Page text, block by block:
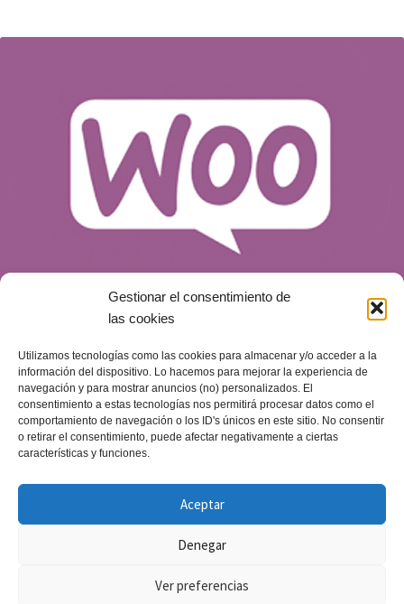
Gestionar el consentimiento de
las cookies
Utilizamos tecnologías como las cookies para almacenar y/o acceder a la
información del dispositivo. Lo hacemos para mejorar la experiencia de
navegación y para mostrar anuncios (no) personalizados. El
consentimiento a estas tecnologías nos permitirá procesar datos como el
comportamiento de navegación o los ID's únicos en este sitio. No consentir
o retirar el consentimiento, puede afectar negativamente a ciertas
características y funciones.
Aceptar
Denegar
Ver preferencias
¿Qué es WooCommerce y por qué es una
opción para tu tienda online?
Publicado el 14 de mayo de 2024 Blog
Copyright © 2019-2026 J&L | Web y comunicación -